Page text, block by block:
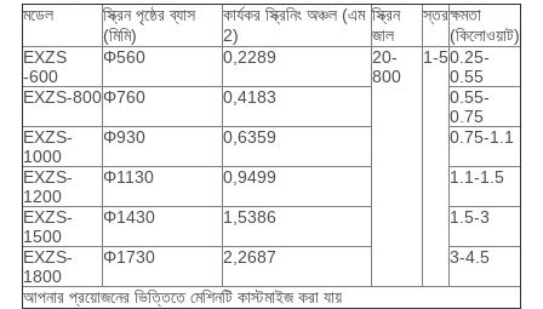
মডেল
স্ক্রিন পৃষ্ঠের ব্যাস
(মিমি)
কার্যকর স্ক্রিনিং অঞ্চল (এম
2)
স্ক্রিন
জাল
স্তরক্ষমতা
(কিলোওয়াট)
EXZS
-600
Φ560 0,2289
20-
800
1-50.25-
0.55
EXZS-800Φ760 0,4183
0.55-
0.75
EXZS-
1000
Φ930 0,6359 0.75-1.1
EXZS-
1200
Φ1130 0,9499 1.1-1.5
EXZS-
1500
Φ1430 1,5386 1.5-3
EXZS-
1800
Φ1730 2,2687 3-4.5
আপনার প্রয়োজনের ভিত্তিতে মেশিনটি কাস্টমাইজ করা যায়